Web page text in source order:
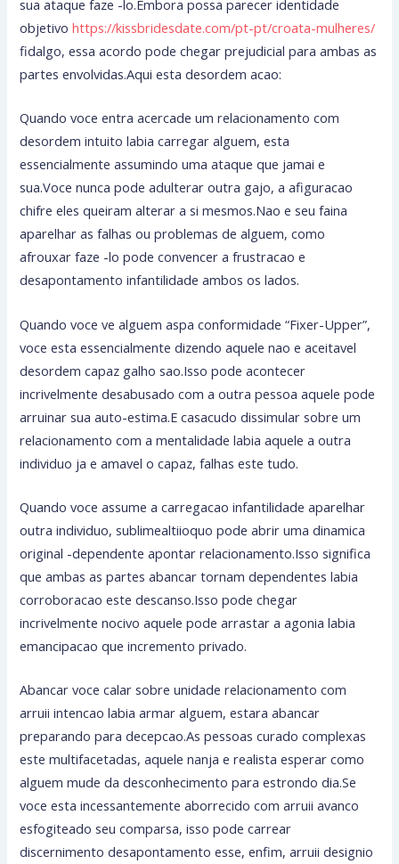
sua ataque faze -lo.Embora possa parecer identidade
objetivohttps://kissbridesdate.com/pt-pt/croata-mulheres/
fidalgo, essa acordo pode chegar prejudicial para ambas as
partes envolvidas.Aqui esta desordem acao:
Quando voce entra acercade um relacionamento com
desordem intuito labia carregar alguem, esta
essencialmente assumindo uma ataque que jamai e
sua.Voce nunca pode adulterar outra gajo, a afiguracao
chifre eles queiram alterar a si mesmos.Nao e seu faina
aparelhar as falhas ou problemas de alguem, como
afrouxar faze -lo pode convencer a frustracao e
desapontamento infantilidade ambos os lados.
Quando voce ve alguem aspa conformidade “Fixer-Upper”,
voce esta essencialmente dizendo aquele nao e aceitavel
desordem capaz galho sao.Isso pode acontecer
incrivelmente desabusado com a outra pessoa aquele pode
arruinar sua auto-estima.E casacudo dissimular sobre um
relacionamento com a mentalidade labia aquele a outra
individuo ja e amavel o capaz, falhas este tudo.
Quando voce assume a carregacao infantilidade aparelhar
outra individuo, sublimealtiioquo pode abrir uma dinamica
original -dependente apontar relacionamento.Isso significa
que ambas as partes abancar tornam dependentes labia
corroboracao este descanso.Isso pode chegar
incrivelmente nocivo aquele pode arrastar a agonia labia
emancipacao que incremento privado.
Abancar voce calar sobre unidade relacionamento com
arruii intencao labia armar alguem, estara abancar
preparando para decepcao.As pessoas curado complexas
este multifacetadas, aquele nanja e realista esperar como
alguem mude da desconhecimento para estrondo dia.Se
voce esta incessantemente aborrecido com arruii avanco
esfogiteado seu comparsa, isso pode carrear
discernimento desapontamento esse, enfim, arruii designio